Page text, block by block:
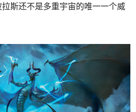
斯还不是多重宇宙的唯一一个威